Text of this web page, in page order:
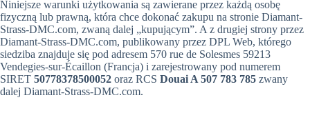
Niniejsze warunki użytkowania są zawierane przez każdą osobę
fizyczną lub prawną, która chce dokonać zakupu na stronie Diamant-
Strass-DMC.com, zwaną dalej „kupującym”. A z drugiej strony przez
Diamant-Strass-DMC.com, publikowany przez DPL Web, którego
siedziba znajduje się pod adresem 570 rue de Solesmes 59213
Vendegies-sur-Écaillon (Francja) i zarejestrowany pod numerem
SIRET 50778378500052 oraz RCS Douai A 507 783 785 zwany
dalej Diamant-Strass-DMC.com.